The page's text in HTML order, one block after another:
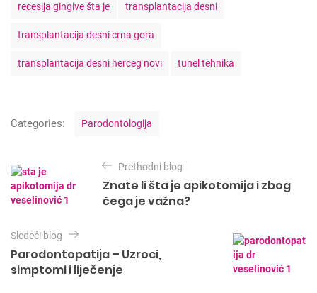
recesija gingive šta je transplantacija desni
transplantacija desni crna gora
transplantacija desni herceg novi tunel tehnika
Categories:
o
e
Parodontologija
r
e
a
n
Prethodni blog
Znate li šta je apikotomija i zbog
čega je važna?
Sledeći blog
Parodontopatija – Uzroci,
simptomi i liječenje